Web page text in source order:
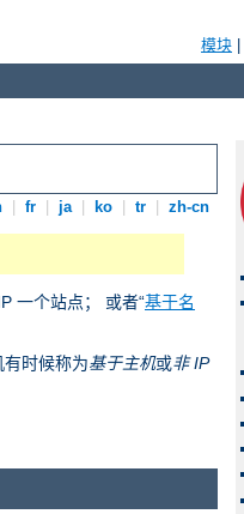
模块
fr ja ko tr zh-cn
一个站点； 或者“基于名
时候称为基于主机或非 IP